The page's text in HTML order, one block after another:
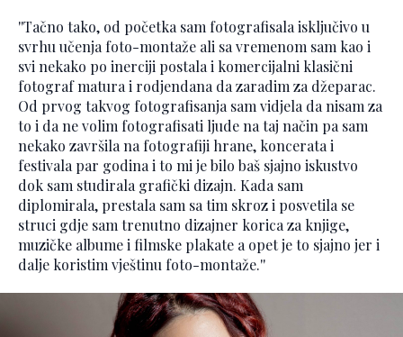
''Tačno tako, od početka sam fotografisala isključivo u
svrhu učenja foto-montaže ali sa vremenom sam kao i
svi nekako po inerciji postala i komercijalni klasični
fotograf matura i rodjendana da zaradim za džeparac.
Od prvog takvog fotografisanja sam vidjela da nisam za
to i da ne volim fotografisati ljude na taj način pa sam
nekako završila na fotografiji hrane, koncerata i
festivala par godina i to mi je bilo baš sjajno iskustvo
dok sam studirala grafički dizajn. Kada sam
diplomirala, prestala sam sa tim skroz i posvetila se
struci gdje sam trenutno dizajner korica za knjige,
muzičke albume i filmske plakate a opet je to sjajno jer i
dalje koristim vještinu foto-montaže.''